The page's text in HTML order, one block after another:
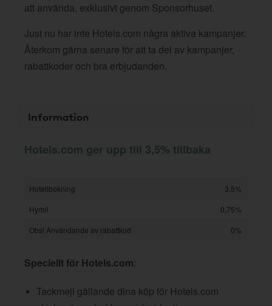
att använda, exklusivt genom Sponsorhuset.
Just nu har inte Hotels.com några aktiva kampanjer.
Återkom gärna senare för att ta del av kampanjer,
rabattkoder och bra erbjudanden.
Information
Hotels.com ger upp till 3,5% tillbaka
Hotellbokning
3,5%
Hyrbil
0,75%
Obs! Användande av rabattkod
0%
Speciellt för Hotels.com:
Tackmejl gällande dina köp för Hotels.com